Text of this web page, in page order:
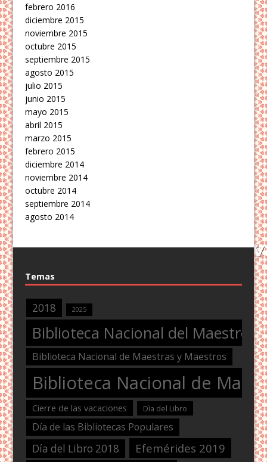
febrero 2016
diciembre 2015
noviembre 2015
octubre 2015
septiembre 2015
agosto 2015
julio 2015
junio 2015
mayo 2015
abril 2015
marzo 2015
febrero 2015
diciembre 2014
noviembre 2014
octubre 2014
septiembre 2014
agosto 2014
Temas
2018 2025
Biblioteca Nacional del Maestro
Biblioteca Nacional de Maestras y Maestros
Biblioteca Nacional de
Cierre de las vacaciones Dìa del Libro
Día de las Bibliotecas Populares
Día del Libro 2018 Efemérides 2019